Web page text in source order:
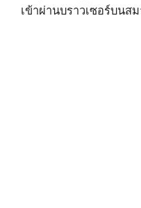
เข้าผ่านบราวเซอร์บนส